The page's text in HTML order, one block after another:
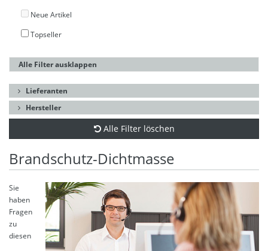
Neue Artikel
Topseller
Alle Filter ausklappen
Lieferanten
Hersteller
Alle Filter löschen
Brandschutz-Dichtmasse
Sie
haben
Fragen
zu
diesen